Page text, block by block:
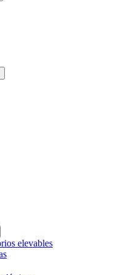
elevables